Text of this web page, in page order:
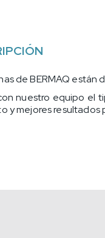
de BERMAQ
nuestro equipo el
y mejores resultados